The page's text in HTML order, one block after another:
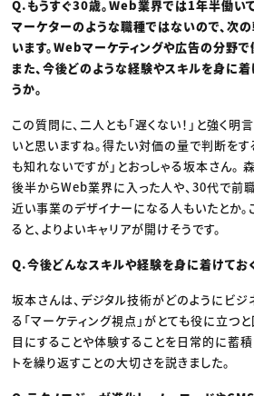
Q.もうすぐ30歳。Web業界では1年半働い
マーケターのような職種ではないので、次
います。Webマーケティングや広告の分野で
また、今後どのような経験やスキルを身に
うか。
この質問に、二人とも「遅くない！」と強く明
いと思いますね。得たい対価の量で判断をす
も知れないですが」とおっしゃる坂本さん。
後半からWeb業界に入った人や、30代で前
近い事業のデザイナーになる人もいたとか
ると、よりよいキャリアが開けそうです。
Q.今後どんなスキルや経験を身に着けてお
坂本さんは、デジタル技術がどのようにビ
る「マーケティング視点」がとても役に立つ
目にすることや体験することを日常的に蓄積
トを繰り返すことの大切さを説きました。